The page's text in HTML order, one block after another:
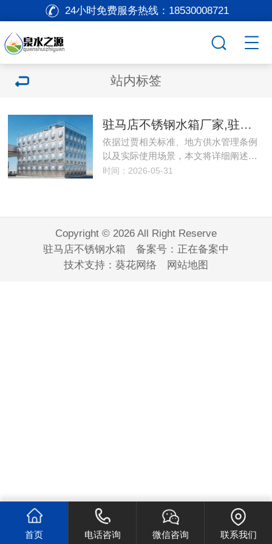
24小时免费服务热线： 18530008721
站内标签
驻马店不锈钢水箱厂家,驻马店不锈钢水箱清洗消毒的周期一般是多久？
依据过贾相关标准、地方供水管理条例
以及实际使用场景，本文将详细阐述…
时间：2026-05-31
Copyright © 2026 All Right Reserve
驻马店不锈钢水箱 备案号： 正在备案中
技术支持： 葵花网络 网站地图
首页 电话咨询 微信咨询 联系我们